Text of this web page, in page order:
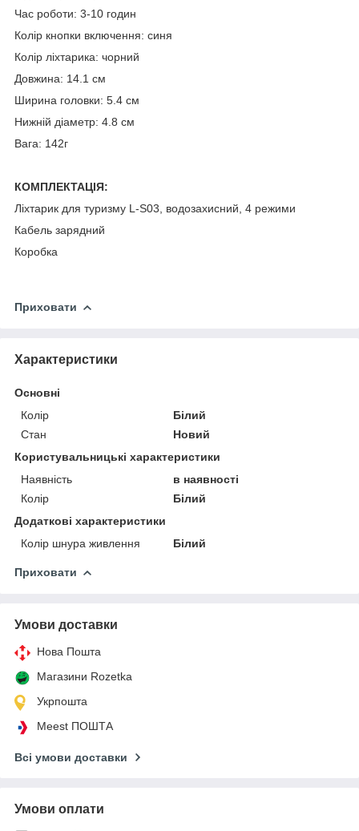
Час роботи: 3-10 годин
Колір кнопки включення: синя
Колір ліхтарика: чорний
Довжина: 14.1 см
Ширина головки: 5.4 см
Нижній діаметр: 4.8 см
Вага: 142г
КОМПЛЕКТАЦІЯ:
Ліхтарик для туризму L-S03, водозахисний, 4 режими
Кабель зарядний
Коробка
Приховати
Характеристики
Основні
Колір
Білий
Стан
Новий
Користувальницькі характеристики
Наявність
в наявності
Колір
Білий
Додаткові характеристики
Колір шнура живлення
Білий
Приховати
Умови доставки
Нова Пошта
Магазини Rozetka
Укрпошта
Meest ПОШТА
Всі умови доставки
Умови оплати